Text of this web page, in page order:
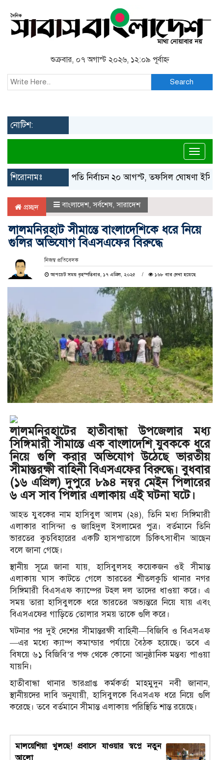
শুক্রবার, ০৭ অগাস্ট ২০২৬, ১২:০৯ পূর্বাহ্ন
Search
নোটিশ:
শিরোনামঃরাষ্ট্রপতি নির্বাচন ২০ আগস্ট, তফসিল ঘোষণা ইসির
প্রচ্ছদ বাংলাদেশ,সর্বশেষ,সারাদেশ
লালমনিরহাট সীমান্তে বাংলাদেশিকে ধরে নিয়ে
গুলির অভিযোগ বিএসএফের বিরুদ্ধে
নিজস্ব প্রতিবেদক
আপডেট সময় বৃহস্পতিবার, ১৭ এপ্রিল, ২০২৫ ১৬৮ বার দেখা হয়েছে
লালমনিরহাটের হাতীবান্ধা উপজেলার মধ্য
সিঙ্গিমারী সীমান্তে এক বাংলাদেশি যুবককে ধরে
নিয়ে গুলি করার অভিযোগ উঠেছে ভারতীয়
সীমান্তরক্ষী বাহিনী বিএসএফের বিরুদ্ধে। বুধবার
(১৬ এপ্রিল) দুপুরে ৮৯৪ নম্বর মেইন পিলারের
৬ এস সাব পিলার এলাকায় এই ঘটনা ঘটে।
আহত যুবকের নাম হাসিবুল আলম (২৪), তিনি মধ্য সিঙ্গিমারী
এলাকার বাসিন্দা ও জাহিদুল ইসলামের পুত্র। বর্তমানে তিনি
ভারতের কুচবিহারের একটি হাসপাতালে চিকিৎসাধীন আছেন
বলে জানা গেছে।
স্থানীয় সূত্রে জানা যায়, হাসিবুলসহ কয়েকজন ওই সীমান্ত
এলাকায় ঘাস কাটতে গেলে ভারতের শীতলকুচি থানার নগর
সিঙ্গিমারী বিএসএফ ক্যাম্পের টহল দল তাদের ধাওয়া করে। এ
সময় তারা হাসিবুলকে ধরে ভারতের অভ্যন্তরে নিয়ে যায় এবং
বিএসএফের গাড়িতে তোলার সময় তাকে গুলি করে।
ঘটনার পর দুই দেশের সীমান্তরক্ষী বাহিনী—বিজিবি ও বিএসএফ
—এর মধ্যে ক্যাম্প কমান্ডার পর্যায়ে বৈঠক হয়েছে। তবে এ
বিষয়ে ৬১ বিজিবি’র পক্ষ থেকে কোনো আনুষ্ঠানিক মন্তব্য পাওয়া
যায়নি।
হাতীবান্ধা থানার ভারপ্রাপ্ত কর্মকর্তা মাহমুদুন নবী জানান,
স্থানীয়দের দাবি অনুযায়ী, হাসিবুলকে বিএসএফ ধরে নিয়ে গুলি
করেছে। তবে বর্তমানে সীমান্ত এলাকায় পরিস্থিতি শান্ত রয়েছে।
মালয়েশিয়া খুলছে! প্রবাসে যাওয়ার স্বপ্নে নতুন